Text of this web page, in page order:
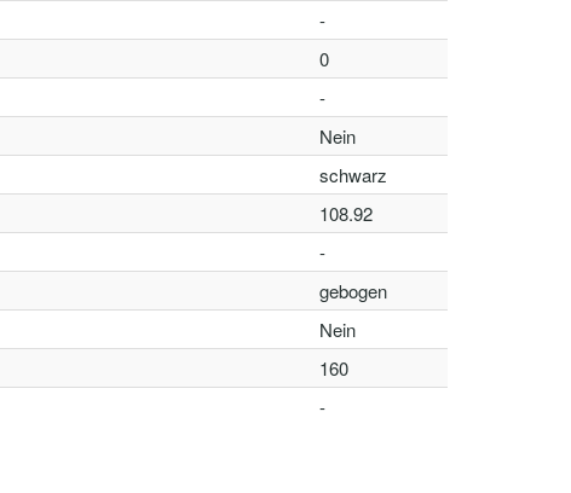
-
0
-
Nein
schwarz
108.92
-
gebogen
Nein
160
-